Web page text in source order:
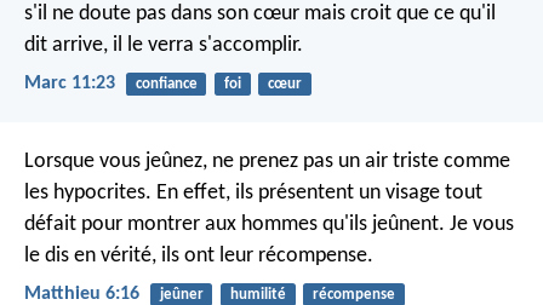
s'il ne doute pas dans son cœur mais croit que ce qu'il
dit arrive, il le verra s'accomplir.
Marc 11:23 confiance foi cœur
Lorsque vous jeûnez, ne prenez pas un air triste comme
les hypocrites. En effet, ils présentent un visage tout
défait pour montrer aux hommes qu'ils jeûnent. Je vous
le dis en vérité, ils ont leur récompense.
Matthieu 6:16 jeûner humilité récompense